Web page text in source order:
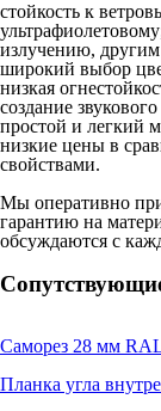
стойкость к
излучению,
широкий выбор
низкая
создание звукового
простой и легкий
низкие цены в
свойствами.
Мы оперативно
гарантию на
обсуждаются с
Саморез 28 мм
Планка угла